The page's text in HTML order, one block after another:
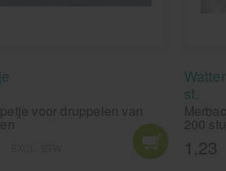
voor druppelen van
st.
200
1,23